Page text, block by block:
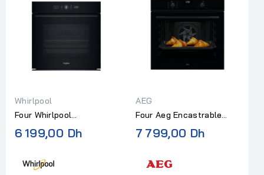
Whirlpool
Four Whirlpool
Encastrable
Multifonction Noir
6 199,00 Dh
AEG
Four Aeg Encastrable
Steambake 5000- 9
fcontions 72l
7 799,00 Dh